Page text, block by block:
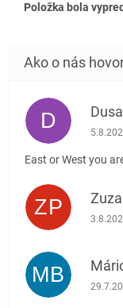
Položka bola
D
East or West you
ZP
MB